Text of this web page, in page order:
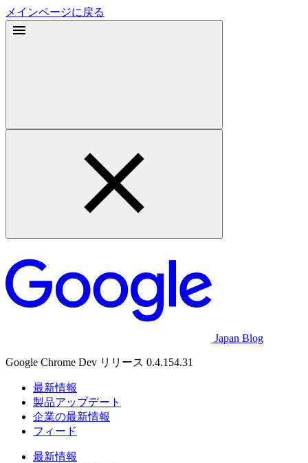
メインページに戻る
Japan Blog
Google Chrome Dev リリース 0.4.154.31
最新情報
製品アップデート
企業の最新情報
フィード
最新情報